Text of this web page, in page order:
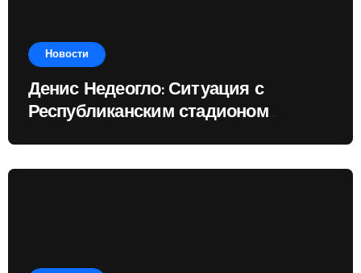
Новости
Денис Недеогло: Ситуация с
Республиканским стадионом